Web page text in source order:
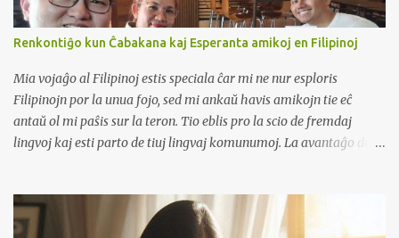
rapide! Se ili estas pli progresintaj, vi povas instrui al ili pli
malfacilan gramatikon kaj pli da vortoj. Vi ankaŭ povas paroli pri
pli malfacilaj temoj. Trie, kiom da studentoj estas en via klaso?
Malgranda klaso estas pli facila. Vi povas paroli kun ĉiu studento
ka...
Renkontiĝo kun Ĉabakana kaj Esperanta amikoj en Filipinoj
Mia vojaĝo al Filipinoj estis speciala ĉar mi ne nur esploris
Filipinojn por la unua fojo, sed mi ankaŭ havis amikojn tie eĉ
antaŭ ol mi paŝis sur la teron. Tio eblis pro la scio de fremdaj
lingvoj kaj esti parto de tiuj lingvaj komunumoj. La avantaĝo de
amikojn el la Ĉabakana kaj Esperanta komunumoj. Neniu el ili
konis unu la alian, do mi havis apartajn tagojn por renkonti